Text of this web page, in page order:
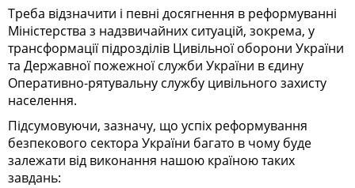
Треба відзначити і певні досягнення в реформуванні
Міністерства з надзвичайних ситуацій, зокрема, у
трансформації підрозділів Цивільної оборони України
та Державної пожежної служби України в єдину
Оперативно-рятувальну службу цивільного захисту
населення.
Підсумовуючи, зазначу, що успіх реформування
безпекового сектора України багато в чому буде
залежати від виконання нашою країною таких
завдань: